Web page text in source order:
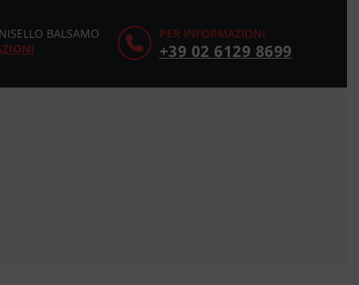
PER INFORMAZIONI
+39 02 6129 8699
BALSAMO